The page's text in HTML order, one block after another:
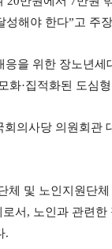
성해야 한다”고 주
을 위한 장노년
화·집적화된 도심
의사당 의원회관
체 및 노인지원단
서, 노인과 관련
.